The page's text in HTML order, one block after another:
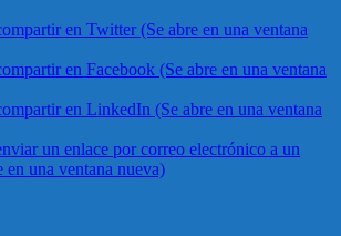
en Twitter (Se abre en una ventana
en Facebook (Se abre en una ventana
en LinkedIn (Se abre en una ventana
un enlace por correo electrónico a un
en una ventana nueva)